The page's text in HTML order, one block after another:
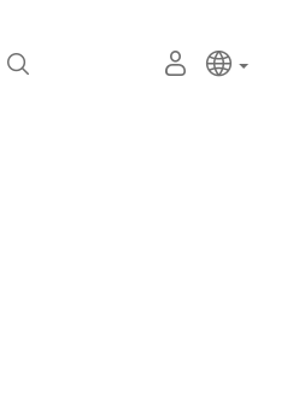
寻找
语
言
主动语
中文